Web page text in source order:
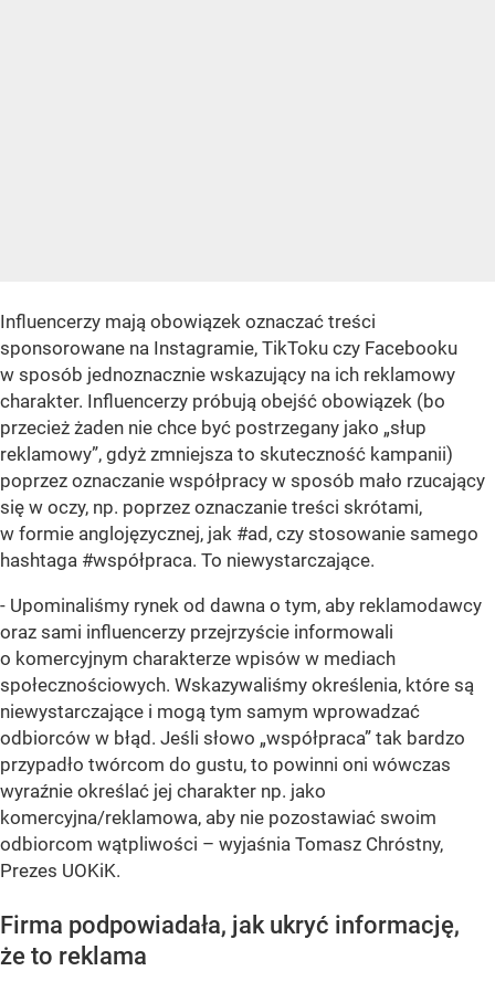
Influencerzy mają obowiązek oznaczać treści
sponsorowane na Instagramie, TikToku czy Facebooku
w sposób jednoznacznie wskazujący na ich reklamowy
charakter. Influencerzy próbują obejść obowiązek (bo
przecież żaden nie chce być postrzegany jako „słup
reklamowy”, gdyż zmniejsza to skuteczność kampanii)
poprzez oznaczanie współpracy w sposób mało rzucający
się w oczy, np. poprzez oznaczanie treści skrótami,
w formie anglojęzycznej, jak #ad, czy stosowanie samego
hashtaga #współpraca. To niewystarczające.
- Upominaliśmy rynek od dawna o tym, aby reklamodawcy
oraz sami influencerzy przejrzyście informowali
o komercyjnym charakterze wpisów w mediach
społecznościowych. Wskazywaliśmy określenia, które są
niewystarczające i mogą tym samym wprowadzać
odbiorców w błąd. Jeśli słowo „współpraca” tak bardzo
przypadło twórcom do gustu, to powinni oni wówczas
wyraźnie określać jej charakter np. jako
komercyjna/reklamowa, aby nie pozostawiać swoim
odbiorcom wątpliwości – wyjaśnia Tomasz Chróstny,
Prezes UOKiK.
Firma podpowiadała, jak ukryć informację,
że to reklama